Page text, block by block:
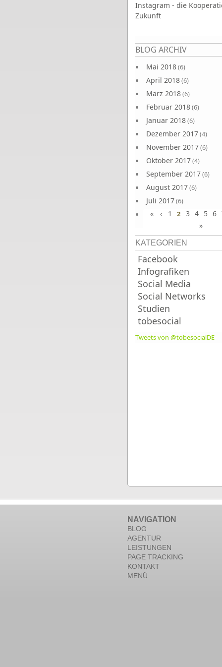
Instagram - die
Zukunft
BLOG ARCHIV
Mai 2018(6)
April 2018(6)
März 2018(6)
Februar 2018(6)
Januar 2018(6)
Dezember 2017(4)
November 2017(6)
Oktober 2017(4)
September 2017(6)
August 2017(6)
Juli 2017(6)
Juni 2017(6)
Seiten
« ‹ 1 2 3 4 5 6
»
KATEGORIEN
Facebook
Infografiken
Social Media
Social Networks
Studien
tobesocial
Tweets von @tobesocialDE
NAVIGATION
BLOG
AGENTUR
LEISTUNGEN
PAGE TRACKING
KONTAKT
MENÜ